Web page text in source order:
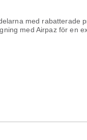
med rabatterade
med Airpaz för en